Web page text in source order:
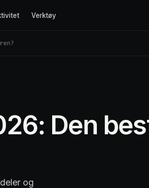
Verktøy
Den
og